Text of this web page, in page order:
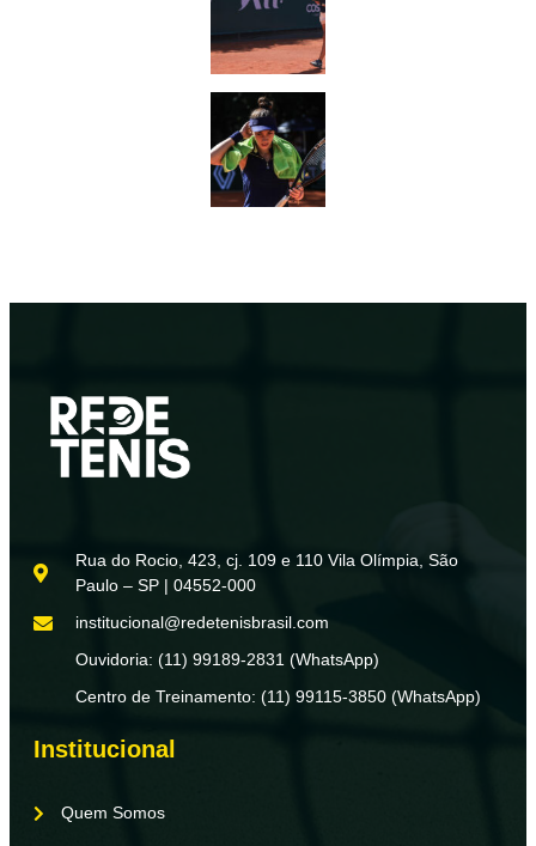
Rua do Rocio, 423, cj. 109 e 110 Vila Olímpia, São
Paulo – SP | 04552-000
institucional@redetenisbrasil.com
Ouvidoria: (11) 99189-2831 (WhatsApp)
Centro de Treinamento: (11) 99115-3850 (WhatsApp)
Institucional
Quem Somos